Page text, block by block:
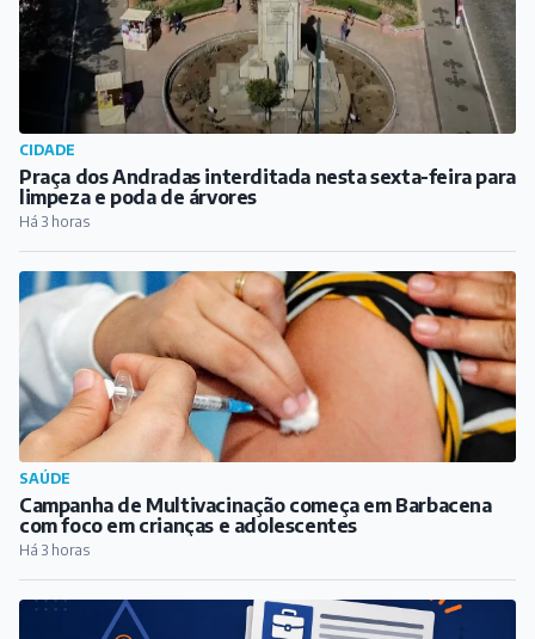
CIDADE
Praça dos Andradas interditada nesta sexta-feira para
limpeza e poda de árvores
Há 3 horas
SAÚDE
Campanha de Multivacinação começa em Barbacena
com foco em crianças e adolescentes
Há 3 horas